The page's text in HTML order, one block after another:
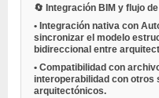
🔄 Integración BIM y flujo
• Integración nativa con
sincronizar el modelo
bidireccional entre
• Compatibilidad con
interoperabilidad con
arquitectónicos.